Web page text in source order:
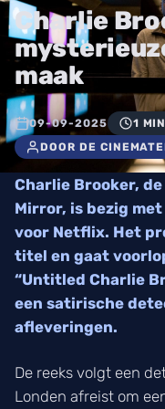
Charlie
maak
09-09-2025
1
DOOR DE
Charlie Brooker,
Mirror, is bezig
voor Netflix. Het
titel en gaat
“Untitled Charlie
een satirische
afleveringen.
De reeks volgt een
Londen afreist om